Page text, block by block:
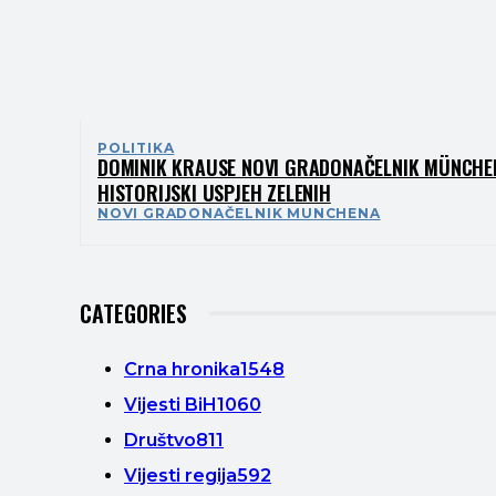
POLITIKA
DOMINIK KRAUSE NOVI GRADONAČELNIK
HISTORIJSKI USPJEH ZELENIH
NOVI GRADONAČELNIK MUNCHENA
CATEGORIES
Crna hronika1548
Vijesti BiH1060
Društvo811
Vijesti regija592